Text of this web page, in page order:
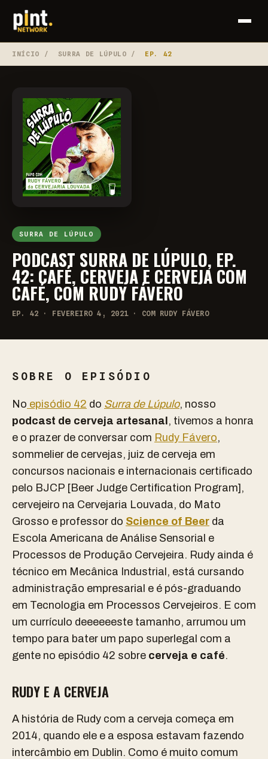
INÍCIO / SURRA DE LÚPULO / EP. 42
SURRA DE LÚPULO
PODCAST SURRA DE LÚPULO, EP.
42: CAFÉ, CERVEJA E CERVEJA COM
CAFÉ, COM RUDY FÁVERO
EP. 42 · FEVEREIRO 4, 2021 · COM RUDY FÁVERO
SOBRE O EPISÓDIO
No episódio 42 do Surra de Lúpulo, nosso
podcast de cerveja artesanal , tivemos a honra
e o prazer de conversar com Rudy Fávero,
sommelier de cervejas, juiz de cerveja em
concursos nacionais e internacionais certificado
pelo BJCP [Beer Judge Certification Program] ,
cervejeiro na Cervejaria Louvada, do Mato
Grosso e professor do Science of Beer da
Escola Americana de Análise Sensorial e
Processos de Produção Cervejeira. Rudy ainda é
técnico em Mecânica Industrial, está cursando
administração empresarial e é pós-graduando
em Tecnologia em Processos Cervejeiros. E com
um currículo deeeeeeste tamanho, arrumou um
tempo para bater um papo superlegal com a
gente no episódio 42 sobre cerveja e café.
RUDY E A CERVEJA
A história de Rudy com a cerveja começa em
2014, quando ele e a esposa estavam fazendo
intercâmbio em Dublin. Como é muito comum